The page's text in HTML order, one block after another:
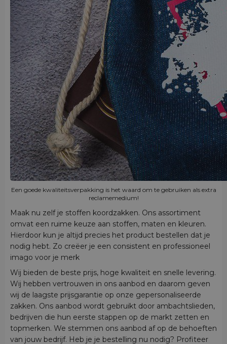
Een goede kwaliteitsverpakking is het waard om te gebruiken als extra
reclamemedium!
Maak nu zelf je stoffen koordzakken. Ons assortiment
omvat een ruime keuze aan stoffen, maten en kleuren.
Hierdoor kun je altijd precies het product bestellen dat je
nodig hebt. Zo creëer je een consistent en professioneel
imago voor je merk
Wij bieden de beste prijs, hoge kwaliteit en snelle levering.
Wij hebben vertrouwen in ons aanbod en daarom geven
wij de laagste prijsgarantie op onze gepersonaliseerde
zakken. Ons aanbod wordt gebruikt door ambachtslieden,
bedrijven die hun eerste stappen op de markt zetten en
topmerken. We stemmen ons aanbod af op de behoeften
van jouw bedrijf. Heb je je bestelling nu nodig? Profiteer